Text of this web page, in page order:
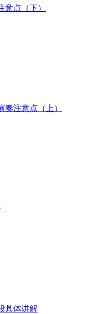
意点（下）
奏注意点（上）
具体讲解